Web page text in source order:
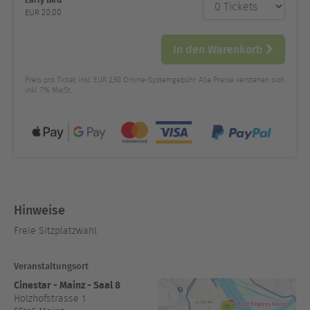
und Preis
EUR 20,00
In den Warenkorb
Preis pro Ticket inkl. EUR 2,50 Online-Systemgebühr. Alle Preise verstehen sich
inkl. 7% MwSt.
Hinweise
Freie Sitzplatzwahl
Veranstaltungsort
Cinestar - Mainz - Saal 8
Holzhofstrasse 1